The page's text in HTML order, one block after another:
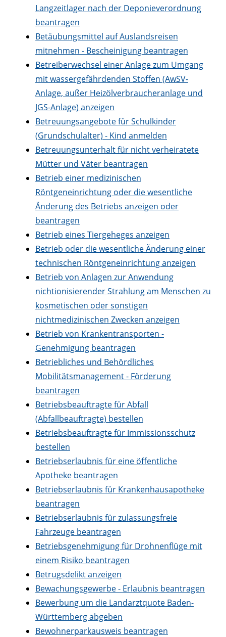
Langzeitlager nach der Deponieverordnung
beantragen
Betäubungsmittel auf Auslandsreisen
mitnehmen - Bescheinigung beantragen
Betreiberwechsel einer Anlage zum Umgang
mit wassergefährdenden Stoffen (AwSV-
Anlage, außer Heizölverbraucheranlage und
JGS-Anlage) anzeigen
Betreuungsangebote für Schulkinder
(Grundschulalter) - Kind anmelden
Betreuungsunterhalt für nicht verheiratete
Mütter und Väter beantragen
Betrieb einer medizinischen
Röntgeneinrichtung oder die wesentliche
Änderung des Betriebs anzeigen oder
beantragen
Betrieb eines Tiergeheges anzeigen
Betrieb oder die wesentliche Änderung einer
technischen Röntgeneinrichtung anzeigen
Betrieb von Anlagen zur Anwendung
nichtionisierender Strahlung am Menschen zu
kosmetischen oder sonstigen
nichtmedizinischen Zwecken anzeigen
Betrieb von Krankentransporten -
Genehmigung beantragen
Betriebliches und Behördliches
Mobilitätsmanagement - Förderung
beantragen
Betriebsbeauftragte für Abfall
(Abfallbeauftragte) bestellen
Betriebsbeauftragte für Immissionsschutz
bestellen
Betriebserlaubnis für eine öffentliche
Apotheke beantragen
Betriebserlaubnis für Krankenhausapotheke
beantragen
Betriebserlaubnis für zulassungsfreie
Fahrzeuge beantragen
Betriebsgenehmigung für Drohnenflüge mit
einem Risiko beantragen
Betrugsdelikt anzeigen
Bewachungsgewerbe - Erlaubnis beantragen
Bewerbung um die Landarztquote Baden-
Württemberg abgeben
Bewohnerparkausweis beantragen